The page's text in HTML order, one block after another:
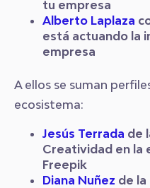
tu empresa
Alberto Laplaza
está actuando la
empresa
A ellos se suman
ecosistema:
Jesús Terrada de
Creatividad en la
Freepik
Diana Nuñez de la